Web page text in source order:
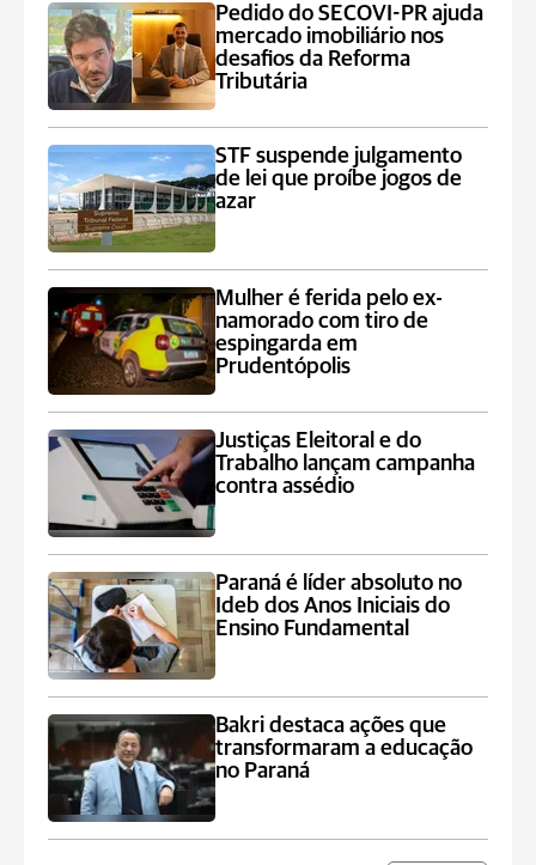
Pedido do SECOVI-PR ajuda
mercado imobiliário nos
desafios da Reforma
Tributária
STF suspende julgamento
de lei que proíbe jogos de
azar
Mulher é ferida pelo ex-
namorado com tiro de
espingarda em
Prudentópolis
Justiças Eleitoral e do
Trabalho lançam campanha
contra assédio
Paraná é líder absoluto no
Ideb dos Anos Iniciais do
Ensino Fundamental
Bakri destaca ações que
transformaram a educação
no Paraná